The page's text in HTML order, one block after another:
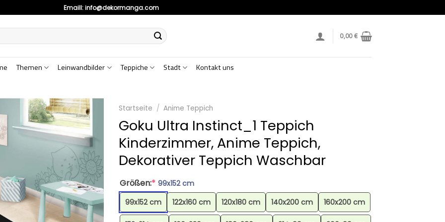
Emaill:info@dekormanga.com
0,00€
Themen Leinwandbilder Teppiche Stadt Kontakt uns
Startseite / Anime Teppich
Goku Ultra Instinct_1 Teppich
Kinderzimmer, Anime Teppich,
Dekorativer Teppich Waschbar
Größen:* 99x152 cm
99x152 cm
122x160 cm 120x180 cm 140x200 cm 160x200 cm